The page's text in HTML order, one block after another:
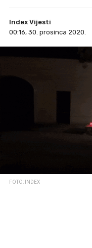
Index Vijesti
00:16, 30. prosinca 2020.
FOTO: INDEX